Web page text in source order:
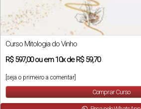
Curso Mitologia do Vinho
R$597,00ou em10xdeR$ 59,70
[seja o primeiro a comentar]
Comprar Curso